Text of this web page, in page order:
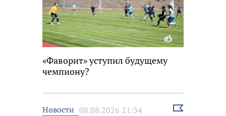
«Фаворит» уступил будущему
чемпиону?
Новости 08.08.2026 21:34
Выбрать